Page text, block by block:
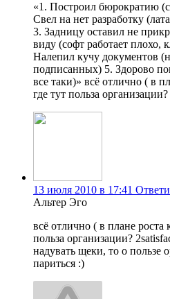
«1. Построил бюрократию
Свел на нет разработку
3. Задницу оставил не
виду (софт работает плохо,
Налепил кучу документов
подписанных) 5. Здорово
все таки)» всё отлично ( в
где тут польза организации?
13 июля 2010 в 17:41
Альтер Эго
всё отлично ( в плане роста
польза организации?
надувать щеки, то о пользе
париться :)